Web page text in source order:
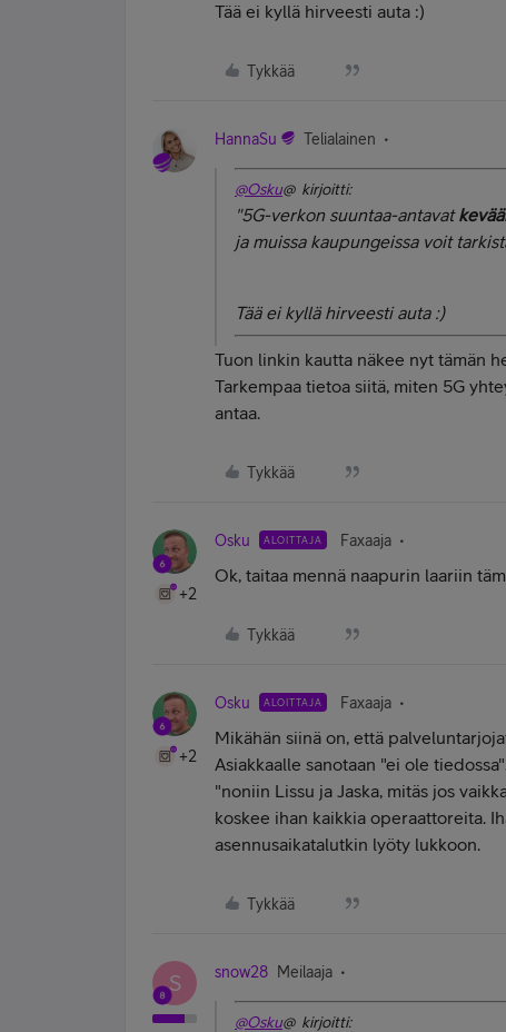
Tää ei kyllä hirveesti auta :)
Tykkää
HannaSu Telialainen
@Osku@ kirjoitti:
"5G-verkon suuntaa-antavat
ja muissa kaupungeissa voit
Tää ei kyllä hirveesti auta :)
Tuon linkin kautta näkee nyt tämän
Tarkempaa tietoa siitä, miten 5G
antaa.
Tykkää
+2
Osku ALOITTAJA Faxaaja
Ok, taitaa mennä naapurin laariin
Tykkää
+2
Osku ALOITTAJA Faxaaja
Mikähän siinä on, että
Asiakkaalle sanotaan "ei ole
"noniin Lissu ja Jaska, mitäs jos
koskee ihan kaikkia operaattoreita.
asennusaikatalutkin lyöty lukkoon.
Tykkää
S snow28 Meilaaja
@Osku@ kirjoitti: